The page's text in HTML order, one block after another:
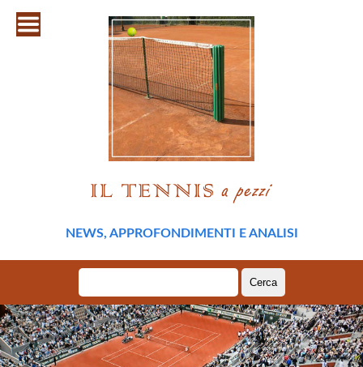
NEWS, APPROFONDIMENTI E ANALISI
per: